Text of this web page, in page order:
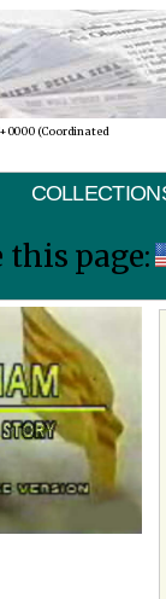
(Coordinated
page: